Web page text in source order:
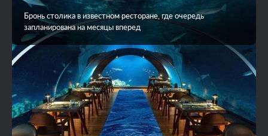
Бронь столика в известном ресторане, где очередь
запланирована на месяцы вперед